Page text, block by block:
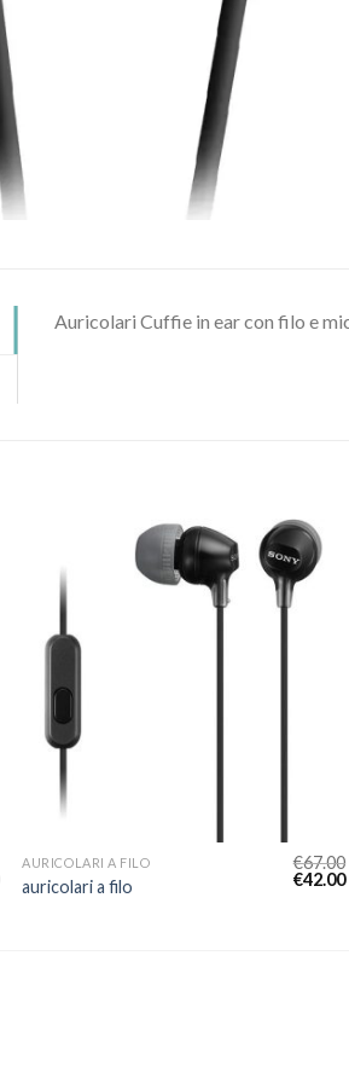
Auricolari Cuffie in ear con filo e
AURICOLARI A FILO
auricolari a filo
€67.00
€42.00